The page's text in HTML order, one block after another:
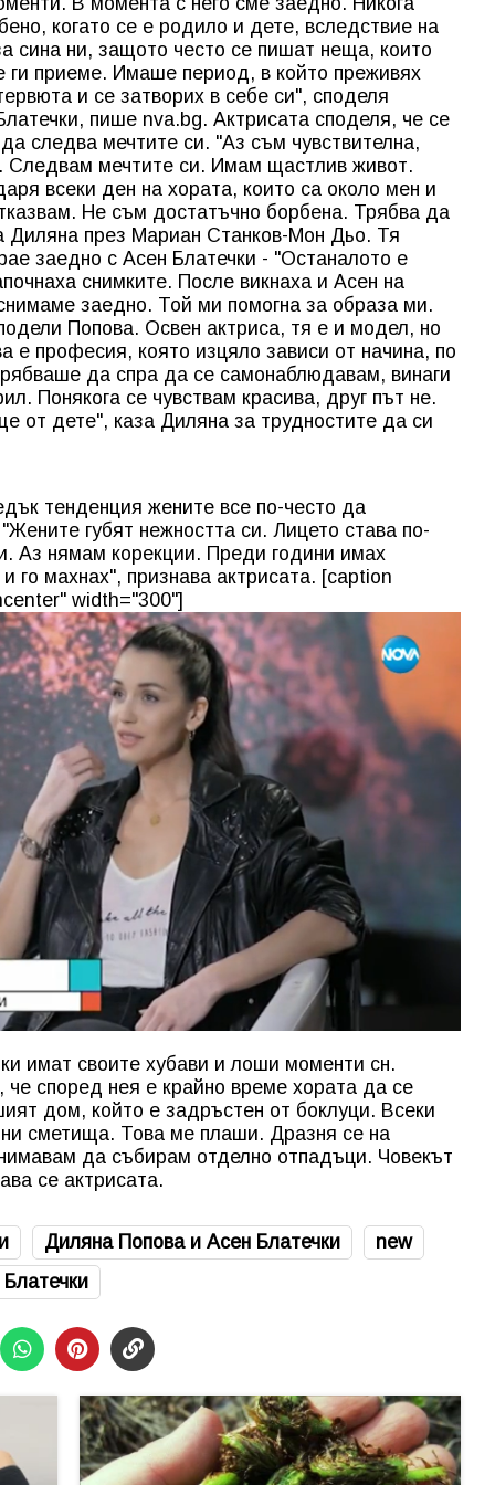
когато се е родило и дете, вследствие на
сина ни, защото често се пишат неща, които
ги приеме. Имаше период, в който преживях
и се затворих в себе си", споделя
пише nva.bg. Актрисата споделя, че се
следва мечтите си. "Аз съм чувствителна,
Следвам мечтите си. Имам щастлив живот.
всеки ден на хората, които са около мен и
Не съм достатъчно борбена. Трябва да
Диляна през Мариан Станков-Мон Дьо. Тя
заедно с Асен Блатечки - "Останалото е
снимките. После викнаха и Асен на
заедно. Той ми помогна за образа ми.
Попова. Освен актриса, тя е и модел, но
е професия, която изцяло зависи от начина, по
да спра да се самонаблюдавам, винаги
Понякога се чувствам красива, друг път не.
от дете", каза Диляна за трудностите да си
тенденция жените все по-често да
губят нежността си. Лицето става по-
Аз нямам корекции. Преди години имах
го махнах", признава актрисата. [caption
width="300"]
имат своите хубави и лоши моменти сн.
според нея е крайно време хората да се
дом, който е задръстен от боклуци. Всеки
сметища. Това ме плаши. Дразня се на
да събирам отделно отпадъци. Човекът
се актрисата.
Диляна Попова и Асен Блатечки
new